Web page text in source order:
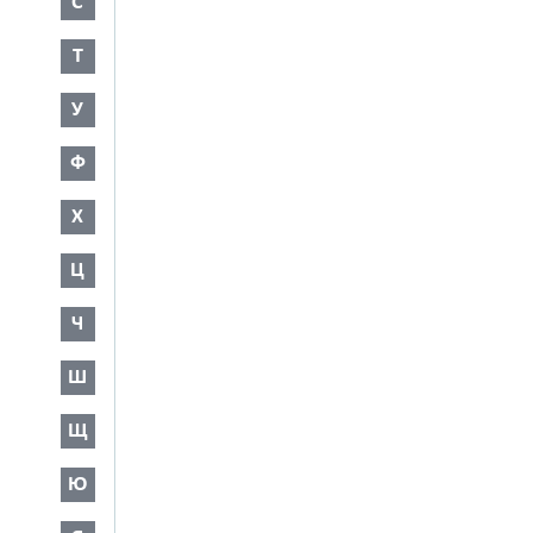
Т
У
Ф
Х
Ц
Ч
Ш
Щ
Ю